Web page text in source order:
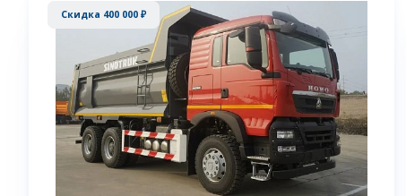
Скидка 400 000 ₽